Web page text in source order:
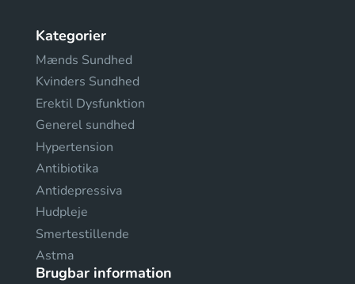
Kategorier
Mænds Sundhed
Kvinders Sundhed
Erektil Dysfunktion
Generel sundhed
Hypertension
Antibiotika
Antidepressiva
Hudpleje
Smertestillende
Astma
Brugbar information